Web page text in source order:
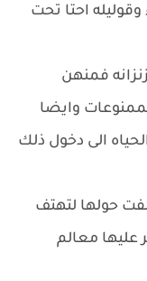
احتا تحت
فمنهن
وايضا
الى دخول ذلك
حولها لتهتف
معالم